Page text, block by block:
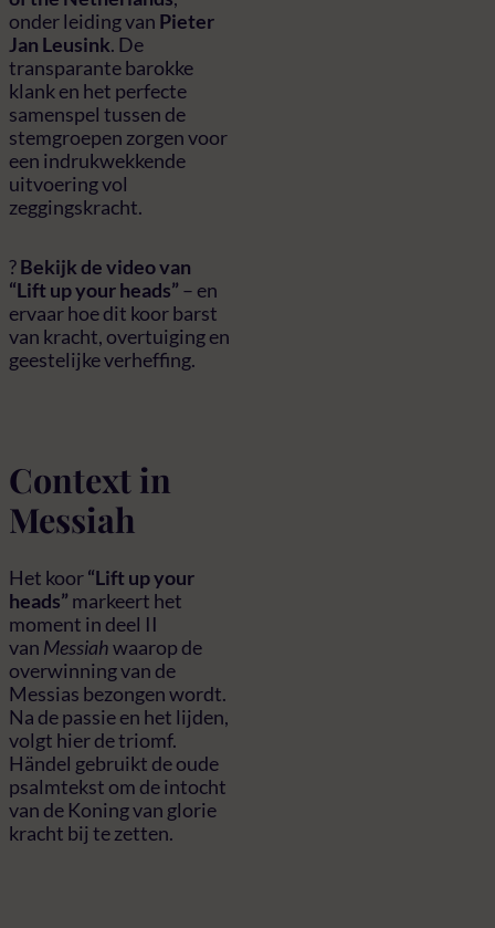
onder leiding van Pieter
Jan Leusink. De
transparante barokke
klank en het perfecte
samenspel tussen de
stemgroepen zorgen voor
een indrukwekkende
uitvoering vol
zeggingskracht.
?Bekijk de video van
“Lift up your heads” – en
ervaar hoe dit koor barst
van kracht, overtuiging en
geestelijke verheffing.
Context in
Messiah
Het koor“Lift up your
heads” markeert het
moment in deel II
van Messiahwaarop de
overwinning van de
Messias bezongen wordt.
Na de passie en het lijden,
volgt hier de triomf.
Händel gebruikt de oude
psalmtekst om de intocht
van de Koning van glorie
kracht bij te zetten.